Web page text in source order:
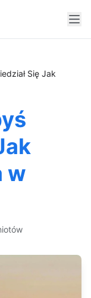
Się Jak
w